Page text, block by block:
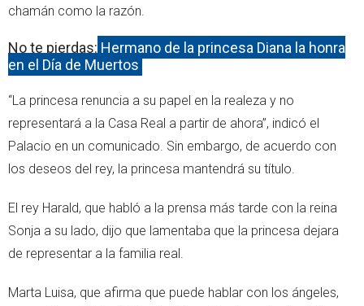
chamán como la razón.
No te pierdas: Hermano de la princesa Diana la honra
en el Día de Muertos
“La princesa renuncia a su papel en la realeza y no
representará a la Casa Real a partir de ahora”, indicó el
Palacio en un comunicado. Sin embargo, de acuerdo con
los deseos del rey, la princesa mantendrá su título.
El rey Harald, que habló a la prensa más tarde con la reina
Sonja a su lado, dijo que lamentaba que la princesa dejara
de representar a la familia real.
Marta Luisa, que afirma que puede hablar con los ángeles,